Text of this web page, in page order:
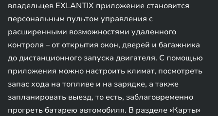
владельцев EXLANTIX приложение становится
персональным пультом управления с
расширенными возможностями удаленного
контроля – от открытия окон, дверей и багажника
до дистанционного запуска двигателя. С помощью
приложения можно настроить климат, посмотреть
запас хода на топливе и на зарядке, а также
запланировать выезд, то есть, заблаговременно
прогреть батарею автомобиля. В разделе «Карты»